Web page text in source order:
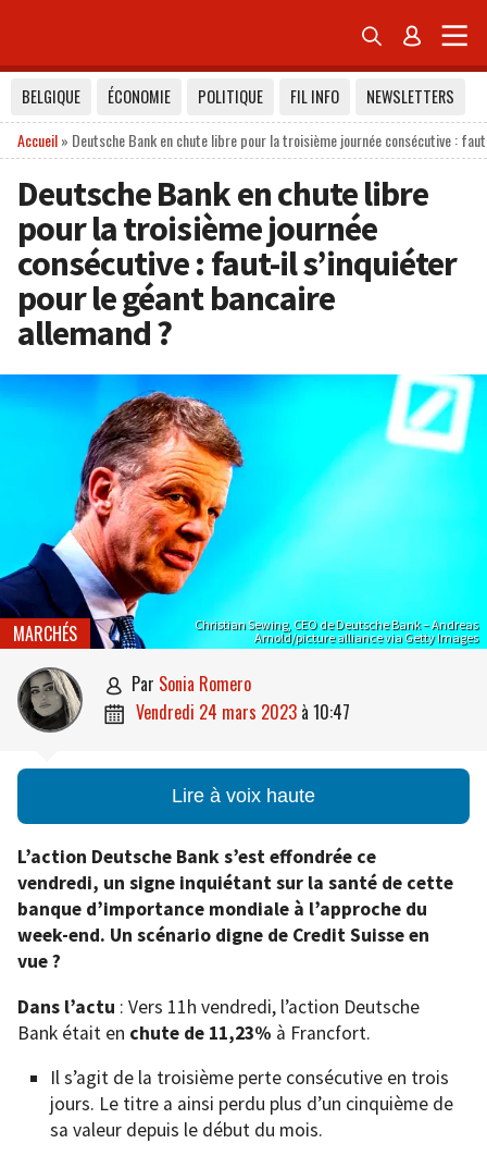
 
BELGIQUE ÉCONOMIE POLITIQUE FIL INFO
NEWSLETTERS
Accueil» Deutsche Bank en chute libre pour la troisième journée consécutive :
Deutsche Bank en chute libre
pour la troisième journée
consécutive : faut-il s’inquiéter
pour le géant bancaire
allemand ?
Christian Sewing, CEO de Deutsche Bank – Andreas
Arnold/picture alliance via Getty Images
MARCHÉS
 par Sonia Romero
 vendredi 24 mars 2023 à 10:47
Lire à voix haute
L’action Deutsche Bank s’est effondrée ce
vendredi, un signe inquiétant sur la santé de cette
banque d’importance mondiale à l’approche du
week-end. Un scénario digne de Credit Suisse en
vue ?
Dans l’actu : Vers 11h vendredi, l’action Deutsche
Bank était en chute de 11,23% à Francfort.
Il s’agit de la troisième perte consécutive en trois
jours. Le titre a ainsi perdu plus d’un cinquième de
sa valeur depuis le début du mois.